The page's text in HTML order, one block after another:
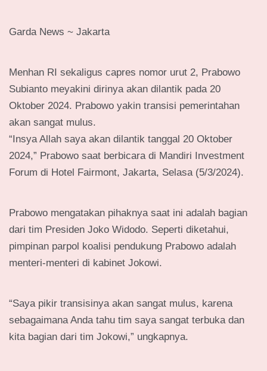
Garda News ~ Jakarta
Menhan RI sekaligus capres nomor urut 2, Prabowo
Subianto meyakini dirinya akan dilantik pada 20
Oktober 2024. Prabowo yakin transisi pemerintahan
akan sangat mulus.
“Insya Allah saya akan dilantik tanggal 20 Oktober
2024,” Prabowo saat berbicara di Mandiri Investment
Forum di Hotel Fairmont, Jakarta, Selasa (5/3/2024).
Prabowo mengatakan pihaknya saat ini adalah bagian
dari tim Presiden Joko Widodo. Seperti diketahui,
pimpinan parpol koalisi pendukung Prabowo adalah
menteri-menteri di kabinet Jokowi.
“Saya pikir transisinya akan sangat mulus, karena
sebagaimana Anda tahu tim saya sangat terbuka dan
kita bagian dari tim Jokowi,” ungkapnya.